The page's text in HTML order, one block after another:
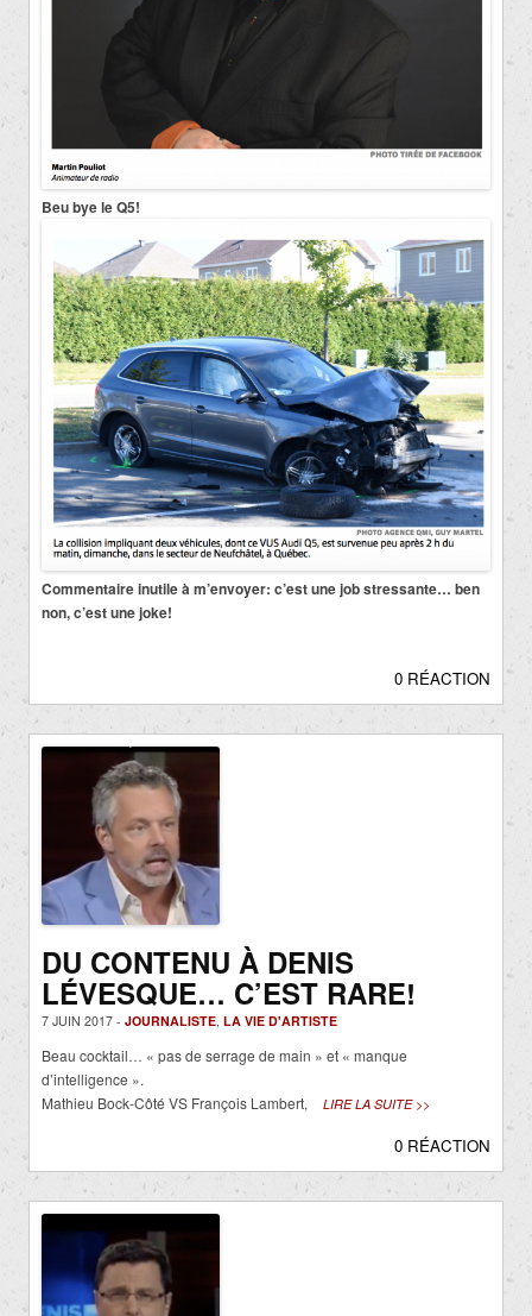
Beu bye le Q5!
Commentaire inutile à m’envoyer: c’est une job stressante… ben
non, c’est une joke!
0 RÉACTION
DU CONTENU À DENIS
LÉVESQUE… C’EST RARE!
7 JUIN 2017 - JOURNALISTE, LA VIE D'ARTISTE
Beau cocktail… « pas de serrage de main » et « manque
d’intelligence ».
Mathieu Bock-Côté VS François Lambert,
LIRE LA SUITE >>
0 RÉACTION